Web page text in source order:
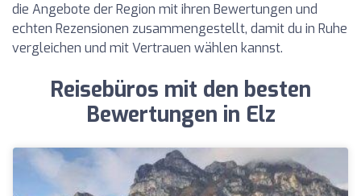
die Angebote der Region mit ihren Bewertungen und
echten Rezensionen zusammengestellt, damit du in Ruhe
vergleichen und mit Vertrauen wählen kannst.
Reisebüros mit den besten
Bewertungen in Elz